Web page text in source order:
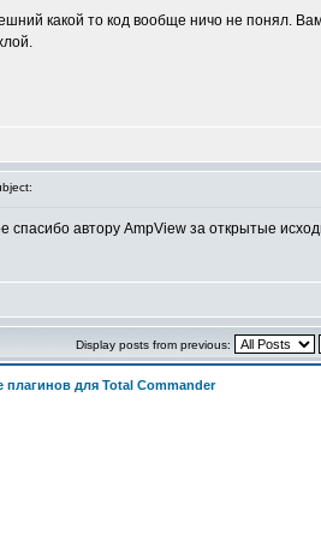
какой то код вообще ничо не понял.
автору AmpView за открытые
Display posts from previous:
плагинов для Total Commander